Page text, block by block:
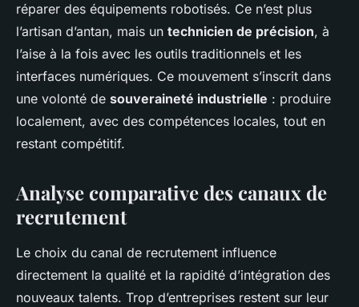
réparer des équipements robotisés. Ce n’est plus
l’artisan d’antan, mais un technicien de précision, à
l’aise à la fois avec les outils traditionnels et les
interfaces numériques. Ce mouvement s’inscrit dans
une volonté de souveraineté industrielle : produire
localement, avec des compétences locales, tout en
restant compétitif.
Analyse comparative des canaux de
recrutement
Le choix du canal de recrutement influence
directement la qualité et la rapidité d’intégration des
nouveaux talents. Trop d’entreprises restent sur leur